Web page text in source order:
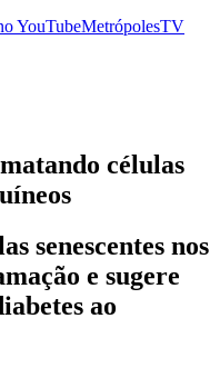
YouTubeMetrópolesTV
células
senescentes nos
e sugere
ao